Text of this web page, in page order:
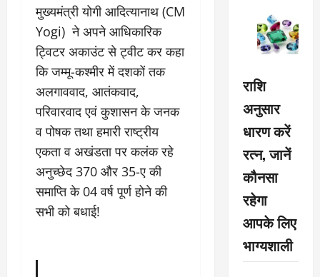
मुख्यमंत्री योगी आदित्यानाथ (CM
Yogi) ने अपने आधिकारिक
ट्विटर अकाउंट से ट्वीट कर कहा
कि जम्मू-कश्मीर में दशकों तक
अलगाववाद, आतंकवाद,
परिवारवाद एवं कुशासन के जनक
व पोषक तथा हमारी राष्ट्रीय
एकता व अखंडता पर कलंक रहे
अनुच्छेद 370 और 35-ए की
समाप्ति के 04 वर्ष पूर्ण होने की
सभी को बधाई!
राशि
अनुसार
धारण करें
रत्न, जानें
कौनसा
रहेगा
आपके लिए
भाग्यशाली